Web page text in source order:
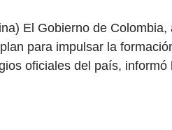
El Gobierno de
para impulsar la
oficiales del país,